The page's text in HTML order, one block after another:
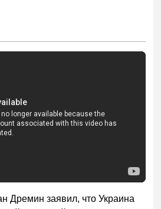
Дремин заявил, что Украина